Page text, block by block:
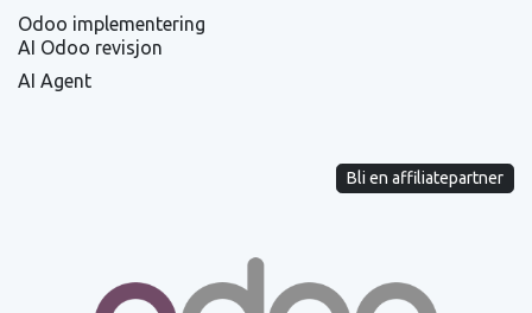
Odoo implementering
AI Odoo revisjon
AI Agent
Bli en affiliatepartner